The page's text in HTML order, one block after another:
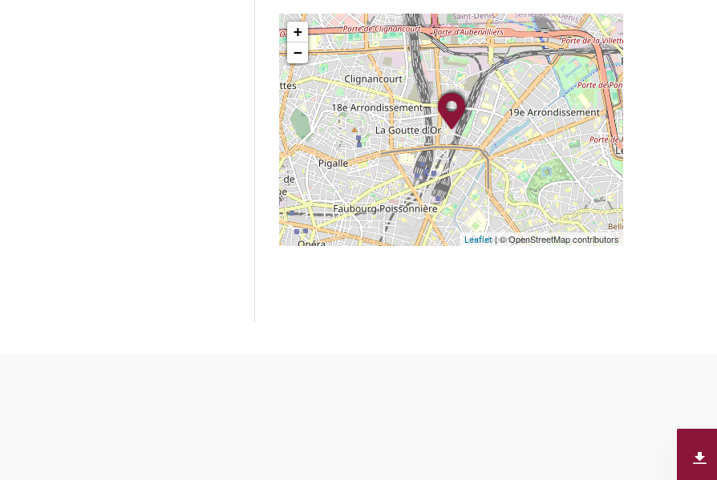
+
−
Leaflet| © OpenStreetMap contributors